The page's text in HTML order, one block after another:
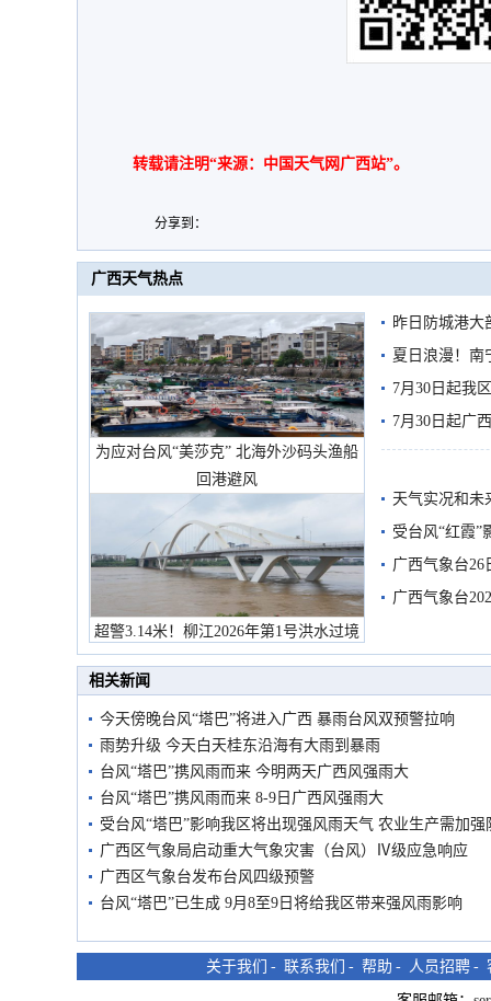
转载请注明“来源：中国天气网广西站”。
分享到：
广西天气热点
为应对台风“美莎克” 北海外沙码头渔船
回港避风
超警3.14米！柳江2026年第1号洪水过境
市民在堤岸见证汛况
昨日防城港大
雨
夏日浪漫！南
7月30日起我
7月30日起广
天气实况和未
受台风“红霞”
有较强降雨
广西气象台26
广西气象台
相关新闻
今天傍晚台风“塔巴”将进入广西 暴雨台风双预警拉响
雨势升级 今天白天桂东沿海有大雨到暴雨
台风“塔巴”携风雨而来 今明两天广西风强雨大
台风“塔巴”携风雨而来 8-9日广西风强雨大
受台风“塔巴”影响我区将出现强风雨天气 农业生产需加强
广西区气象局启动重大气象灾害（台风）Ⅳ级应急响应
广西区气象台发布台风四级预警
台风“塔巴”已生成 9月8至9日将给我区带来强风雨影响
关于我们 - 联系我们 - 帮助 - 人员招聘 -